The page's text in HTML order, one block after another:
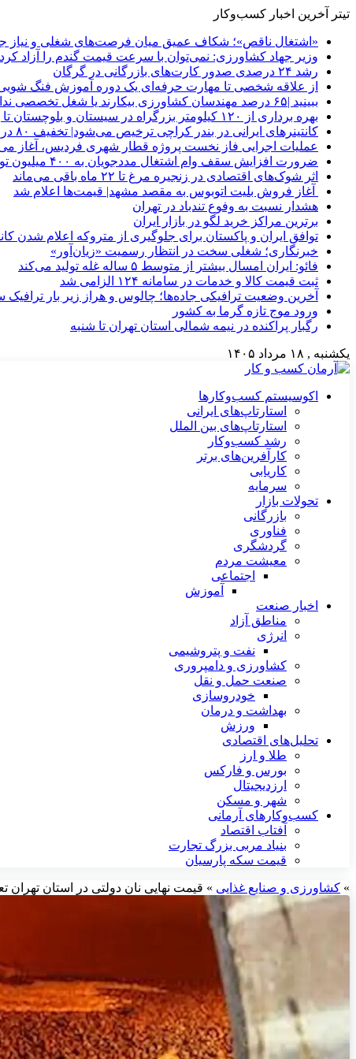
تیتر آخرین اخبار کسب‌وکار
«اشتغال ناقص»؛ شکاف عمیق میان فرصت‌های شغلی و نیاز
وزیر جهاد کشاورزی: نمی‌توان با سرعت قیمت گندم را آزاد کرد
رشد ۲۴ درصدی صدور کارت‌های بازرگانی در گرگان
از علاقه شخصی تا مهارت حرفه‌ای یک دوره آموزش فنگ
ببینید |۶۵ درصد مهندسان کشاورزی بیکارند یا شغل تخصصی ندارند
بهره برداری از ۱۲۰ کیلومتر بزرگراه در سیستان و بلوچستان تا پایان امسال
کانتینرهای ایرانی در بندر کراچی ترخیص می‌شود| تخفیف ۸۰ درصدی برای هزینه‌های انبارداری
عملیات اجرایی فاز نخست پروژه قطار شهری فردیس، آغاز
ضرورت افزایش سقف وام اشتغال مددجویان به ۴۰۰ میلیون تومان
اثر شوک‌های اقتصادی در زنجیره مرغ تا ۲۲ ماه باقی می‌ماند
آغاز فروش بلیت اتوبوس به مقصد مشهد| قیمت‌ها اعلام شد
هشدار نسبت به وفوع تندباد در تهران
برترین مراکز خرید لگو در بازار ایران
توافق ایران و پاکستان برای جلوگیری از متروکه اعلام شدن
خبرنگاری؛ شغلی سخت در انتظار رسمیت «زیان‌آور»
فائو: ایران امسال بیشتر از متوسط ۵ ساله غله تولید می‌کند
ثبت قیمت کالا و خدمات در سامانه ۱۲۴ الزامی شد
آخرین وضعیت ترافیکی جاده‌ها؛ چالوس و هراز زیر بار ترافیک
ورود موج تازه گرما به کشور
رگبار پراکنده در نیمه شمالی استان تهران تا شنبه
یکشنبه , ۱۸ مرداد ۱۴۰۵
اکوسیستم کسب‌وکارها
استارتاپ‌های ایرانی
استارتاپ‌های بین الملل
رشد کسب‌وکار
کارآفرین‌های برتر
کاریابی
سرمایه
تحولات بازار
بازرگانی
فناوری
گردشگری
معیشت مردم
اجتماعی
آموزش
اخبار صنعت
مناطق آزاد
انرژی
نفت و پتروشیمی
کشاورزی و دامپروری
صنعت حمل و نقل
خودروسازی
بهداشت و درمان
ورزش
تحلیل‌های اقتصادی
طلا و ارز
بورس و فارکس
ارزدیجیتال
شهر و مسکن
کسب‌وکارهای آرمانی
آفتاب اقتصاد
بنیاد مربی بزرگ تجارت
قیمت سکه پارسیان
» کشاورزی و صنایع غذایی » قیمت نهایی نان دولتی در استان تهران